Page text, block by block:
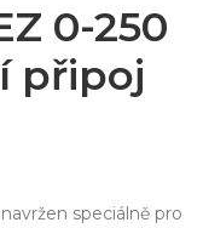
0-250
připoj
speciálně pro